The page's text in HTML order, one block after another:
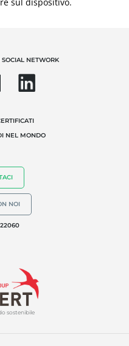
sostenibile
NETWORK
NEL MONDO
NOI